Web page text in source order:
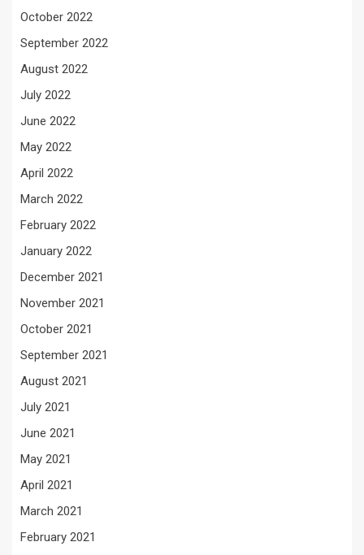
October 2022
September 2022
August 2022
July 2022
June 2022
May 2022
April 2022
March 2022
February 2022
January 2022
December 2021
November 2021
October 2021
September 2021
August 2021
July 2021
June 2021
May 2021
April 2021
March 2021
February 2021